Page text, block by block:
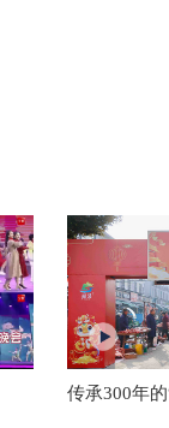
传承300年